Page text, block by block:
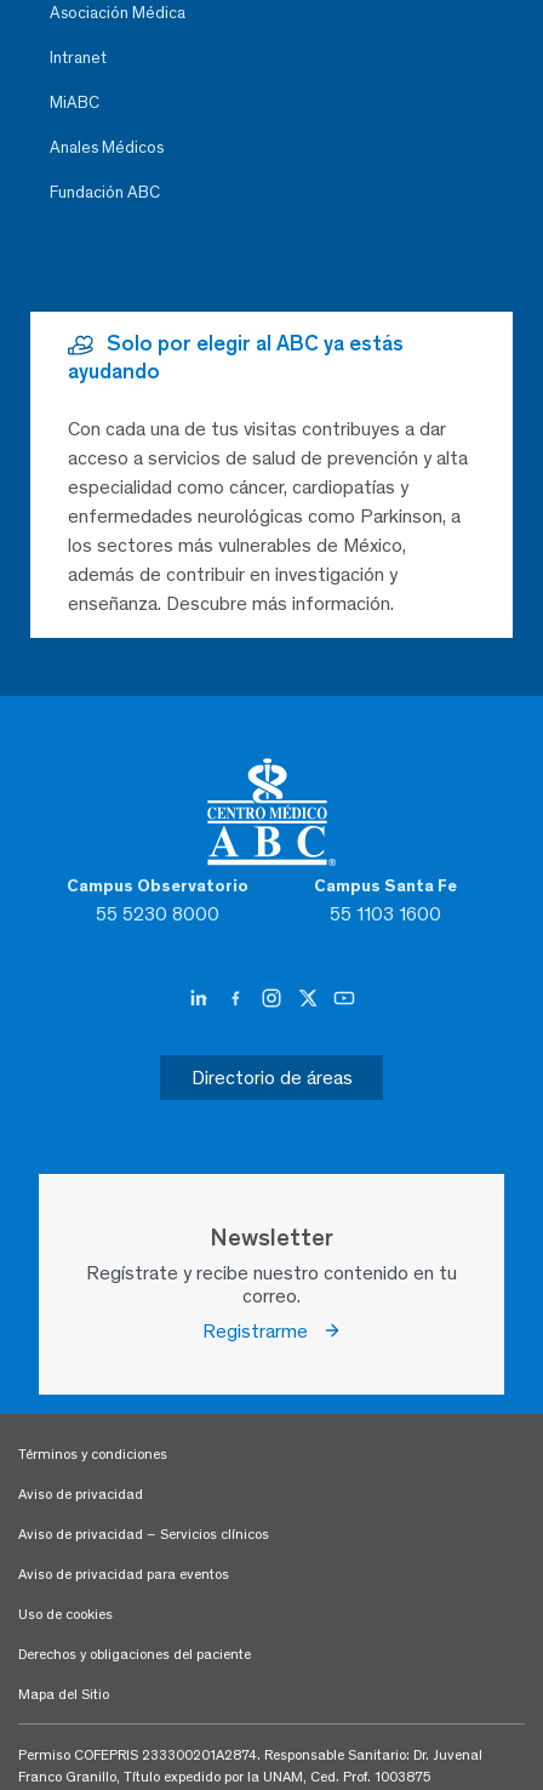
Campus Observatorio
55 5230 8000
Campus Santa Fe
55 1103 1600
Directorio de áreas
Newsletter
Regístrate y recibe nuestro contenido en tu
correo.
Registrarme
Asociación Médica
Intranet
MiABC
Anales Médicos
Fundación ABC
Solo por elegir al ABC ya estás
ayudando
Con cada una de tus visitas contribuyes a dar
acceso a servicios de salud de prevención y alta
especialidad como cáncer, cardiopatías y
enfermedades neurológicas como Parkinson, a
los sectores más vulnerables de México,
además de contribuir en investigación y
enseñanza. Descubre más información.
Términos y condiciones
Aviso de privacidad
Aviso de privacidad – Servicios clínicos
Aviso de privacidad para eventos
Uso de cookies
Derechos y obligaciones del paciente
Mapa del Sitio
Permiso COFEPRIS 233300201A2874. Responsable Sanitario: Dr. Juvenal
Franco Granillo, Título expedido por la UNAM, Ced. Prof. 1003875